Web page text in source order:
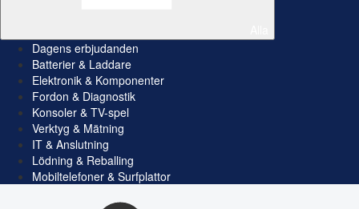
Dagens erbjudanden
Batterier & Laddare
Elektronik & Komponenter
Fordon & Diagnostik
Konsoler & TV-spel
Verktyg & Mätning
IT & Anslutning
Lödning & Reballing
Mobiltelefoner & Surfplattor